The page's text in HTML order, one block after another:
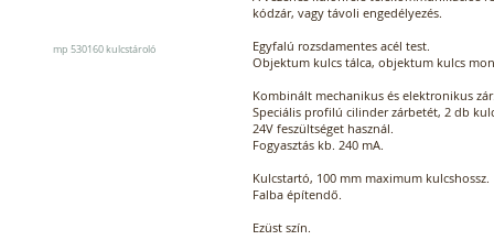
mp 530160 kulcstároló
kódzár, vagy távoli engedélyezés.
Egyfalú rozsdamentes acél test.
Objektum kulcs tálca, objektum kulcs
Kombinált mechanikus és elektronikus
Speciális profilú cilinder zárbetét, 2 db
24V feszültséget használ.
Fogyasztás kb. 240 mA.
Kulcstartó, 100 mm maximum kulcshossz.
Falba építendő.
Ezüst szín.